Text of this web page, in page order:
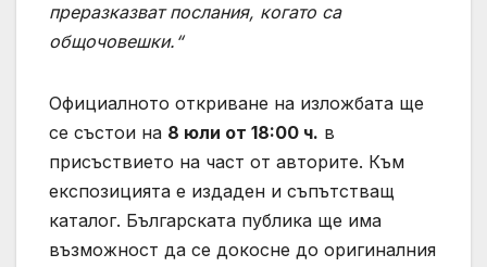
преразказват послания, когато са
общочовешки.“
Официалното откриване на изложбата ще
се състои на 8 юли от 18:00 ч. в
присъствието на част от авторите. Към
експозицията е издаден и съпътстващ
каталог. Българската публика ще има
възможност да се докосне до оригиналния